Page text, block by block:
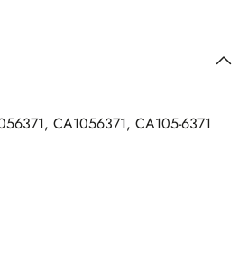
CA1056371, CA105-6371